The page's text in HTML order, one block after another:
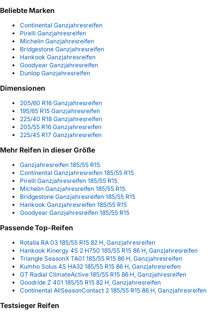
Beliebte Marken
Continental Ganzjahresreifen
Pirelli Ganzjahresreifen
Michelin Ganzjahresreifen
Bridgestone Ganzjahresreifen
Hankook Ganzjahresreifen
Goodyear Ganzjahresreifen
Dunlop Ganzjahresreifen
Dimensionen
205/60 R16 Ganzjahresreifen
195/65 R15 Ganzjahresreifen
225/40 R18 Ganzjahresreifen
205/55 R16 Ganzjahresreifen
225/45 R17 Ganzjahresreifen
Mehr Reifen in dieser Größe
Ganzjahresreifen 185/55 R15
Continental Ganzjahresreifen 185/55 R15
Pirelli Ganzjahresreifen 185/55 R15
Michelin Ganzjahresreifen 185/55 R15
Bridgestone Ganzjahresreifen 185/55 R15
Hankook Ganzjahresreifen 185/55 R15
Goodyear Ganzjahresreifen 185/55 R15
Passende Top-Reifen
Rotalla RA 03 185/55 R15 82 H, Ganzjahresreifen
Hankook Kinergy 4S 2 H750 185/55 R15 86 H, Ganzjahresreifen
Triangle SeasonX TA01 185/55 R15 86 H, Ganzjahresreifen
Kumho Solus 4S HA32 185/55 R15 86 H, Ganzjahresreifen
GT Radial ClimateActive 185/55 R15 86 H, Ganzjahresreifen
Goodride Z 401 185/55 R15 82 H, Ganzjahresreifen
Continental AllSeasonContact 2 185/55 R15 86 H, Ganzjahresreifen
Testsieger Reifen